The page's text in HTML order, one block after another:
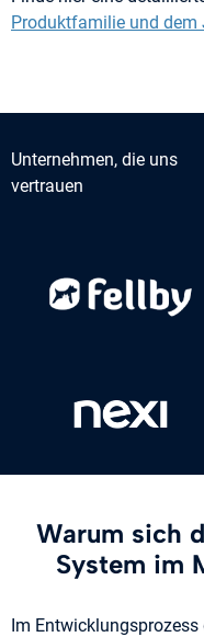
Produktfamilie und dem
Unternehmen, die uns
vertrauen
Warum sich
System im
Im